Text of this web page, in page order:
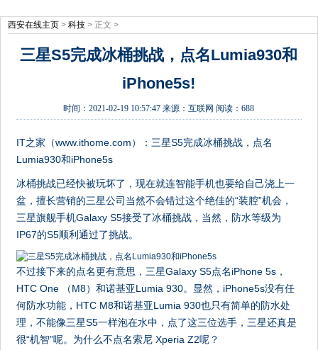
西安在线主页 > 科技 > 正文 >
三星S5完成冰桶挑战，点名Lumia930和
iPhone5s!
时间：2021-02-19 10:57:47 来源：互联网 阅读：688
IT之家（www.ithome.com）：三星S5完成冰桶挑战，点名
Lumia930和iPhone5s
冰桶挑战已经快被玩坏了，现在就连智能手机也要给自己浇上一
盆，擅长营销的三星公司当然不会错过这个绝佳的“装腔”机会，
三星旗舰手机Galaxy S5接受了冰桶挑战，当然，防水等级为
IP67的S5顺利通过了挑战。
不过接下来的点名更有意思，三星Galaxy S5点名iPhone 5s，
HTC One （M8）和诺基亚Lumia 930。显然，iPhone5s没有任
何防水功能，HTC M8和诺基亚Lumia 930也只有简单的防水处
理，不能像三星S5一样泡在水中，点了这三位选手，三星还真是
很“机智”呢。为什么不点名索尼 Xperia Z2呢？